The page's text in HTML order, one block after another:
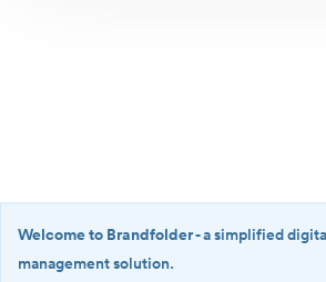
Welcome to Brandfolder- a simplified
management solution.